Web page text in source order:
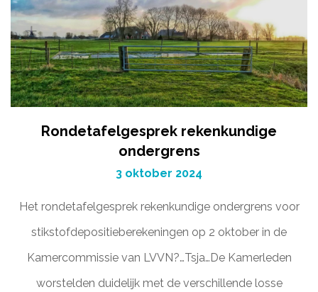
Rondetafelgesprek rekenkundige
ondergrens
3 oktober 2024
Het rondetafelgesprek rekenkundige ondergrens voor
stikstofdepositieberekeningen op 2 oktober in de
Kamercommissie van LVVN?…Tsja…De Kamerleden
worstelden duidelijk met de verschillende losse